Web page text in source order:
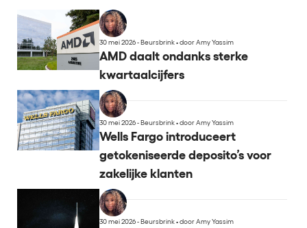
30 mei 2026 - Beursbrink•door Amy Yassim
AMD daalt ondanks sterke
kwartaalcijfers
30 mei 2026 - Beursbrink•door Amy Yassim
Wells Fargo introduceert
getokeniseerde deposito’s voor
zakelijke klanten
30 mei 2026 - Beursbrink•door Amy Yassim